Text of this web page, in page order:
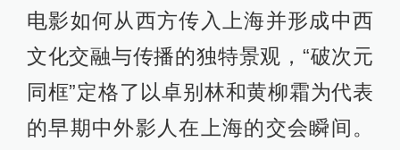
电影如何从西方传入上海并形成中西
文化交融与传播的独特景观，“破次元
同框”定格了以卓别林和黄柳霜为代表
的早期中外影人在上海的交会瞬间。